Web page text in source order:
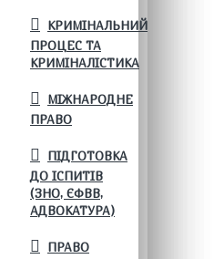
КРИМІНАЛЬНИЙ
ПРОЦЕС ТА
КРИМІНАЛІСТИКА
МІЖНАРОДНЕ
ПРАВО
ПІДГОТОВКА
ДО ІСПИТІВ
(ЗНО, ЄФВВ,
АДВОКАТУРА)
ПРАВО